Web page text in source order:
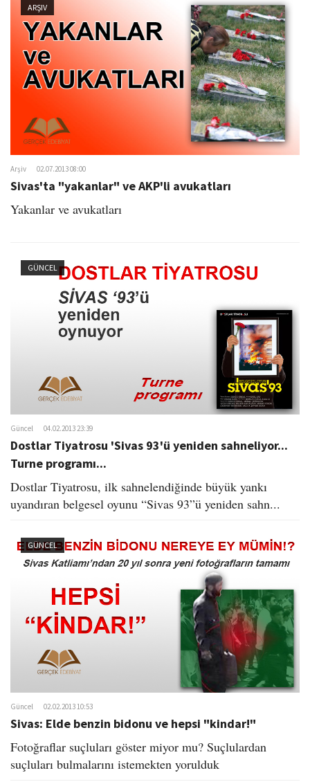
ARŞIV
Arşiv 02.07.2013 08:00
Sivas'ta "yakanlar" ve AKP'li avukatları
Yakanlar ve avukatları
GÜNCEL
Güncel 04.02.2013 23:39
Dostlar Tiyatrosu 'Sivas 93'ü yeniden sahneliyor...
Turne programı...
Dostlar Tiyatrosu, ilk sahnelendiğinde büyük yankı
uyandıran belgesel oyunu “Sivas 93”ü yeniden sahn...
GÜNCEL
Güncel 02.02.2013 10:53
Sivas: Elde benzin bidonu ve hepsi "kindar!"
Fotoğraflar suçluları göster miyor mu? Suçlulardan
suçluları bulmalarını istemekten yorulduk